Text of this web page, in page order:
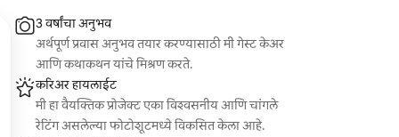
3 वर्षांचा अनुभव
अर्थपूर्ण प्रवास अनुभव तयार करण्यासाठी मी गेस्ट केअर
आणि कथाकथन यांचे मिश्रण करते.
करिअर हायलाईट
मी हा वैयक्तिक प्रोजेक्ट एका विश्वसनीय आणि चांगले
रेटिंग असलेल्या फोटोशूटमध्ये विकसित केला आहे.